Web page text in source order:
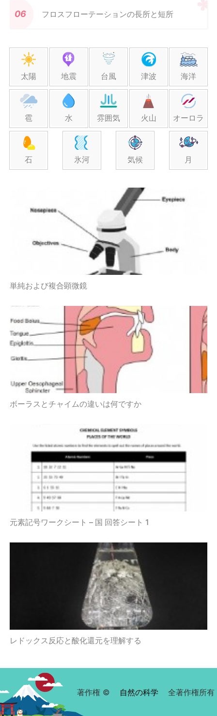
フロスフローテーションの長所と短所
太陽 地震 台風 津波 海洋
雹 水 雰囲気 火山 オーロラ
石 氷河 気候 月
単純および複合顕微鏡
ボーラスとチャイムの違いは何ですか
元素記号ワークシート – 国 回答シート 1
レドックス反応と酸化還元を理解する
著作権 © 自然の科学 全著作権所有